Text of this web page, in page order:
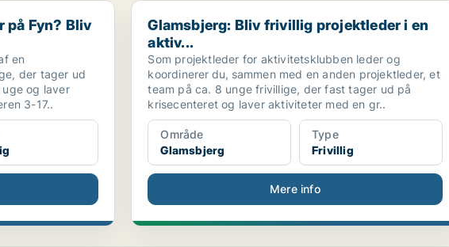
Bliv frivill...
på Fyn? Bliv
en
der tager ud
og laver
3-17..
Glamsbjerg: Bliv frivillig projektleder i en aktiv...
Glamsbjerg: Bliv frivillig projektleder i en
aktiv...
Som projektleder for aktivitetsklubben leder og
koordinerer du, sammen med en anden projektleder, et
team på ca. 8 unge frivillige, der fast tager ud på
krisecenteret og laver aktiviteter med en gr..
Område
Glamsbjerg
Type
Frivillig
Mere info